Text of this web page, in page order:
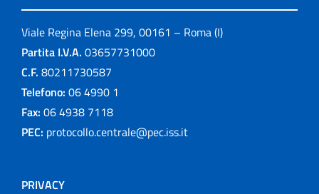
Viale Regina Elena 299, 00161 – Roma (I)
Partita I.V.A. 03657731000
C.F. 80211730587
Telefono: 06 4990 1
Fax: 06 4938 7118
PEC: protocollo.centrale@pec.iss.it
PRIVACY